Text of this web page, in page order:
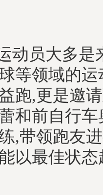
动员大多是
等领域的运
跑,更是邀
和前自行
,带领跑友
以最佳状态